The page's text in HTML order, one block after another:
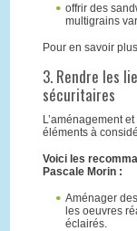
offrir des
multigrains
Pour en savoir
3. Rendre les
sécuritaires
L’aménagement
éléments à
Voici les
Pascale Morin :
Aménager
les oeuvres
éclairés.